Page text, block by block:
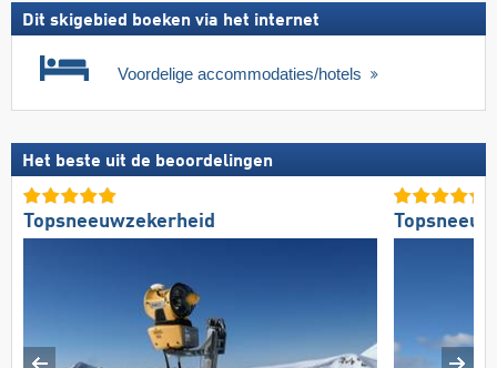
Dit skigebied boeken via het internet
Voordelige accommodaties/hotels
Het beste uit de beoordelingen
Topsneeuwzekerheid